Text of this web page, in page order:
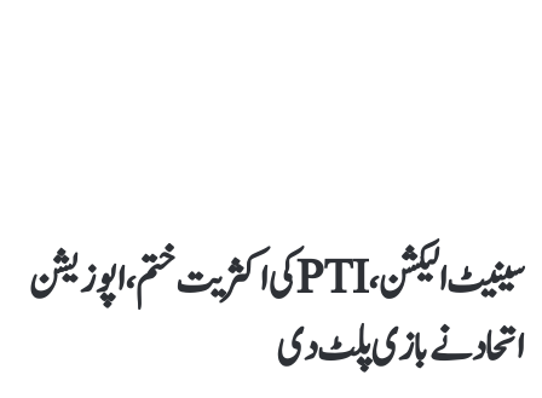
سینیٹ الیکشن،PTIکی اکثریت ختم، اپوزیشن
اتحاد نے بازی پلٹ دی